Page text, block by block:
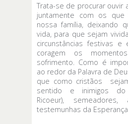
Trata-se de procurar ouvir
juntamente com os
nossa família, deixando
vida, para que sejam
circunstâncias festivas e
coragem os
sofrimento. Como é
ao redor da Palavra de
que como cristãos
sentido e inimigos do
Ricoeur), semeadores,
testemunhas da